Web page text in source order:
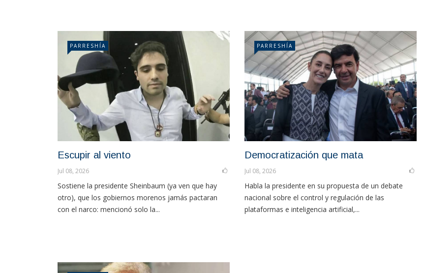
PARRESHÍA
Escupir al viento
Jul 08, 2026
Sostiene la presidente Sheinbaum (ya ven que hay
otro), que los gobiernos morenos jamás pactaran
con el narco: mencionó solo la...
PARRESHÍA
Democratización que mata
Jul 08, 2026
Habla la presidente en su propuesta de un debate
nacional sobre el control y regulación de las
plataformas e inteligencia artificial,...